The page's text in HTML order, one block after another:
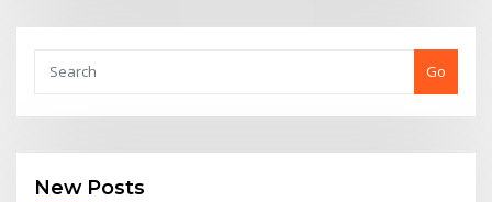
Go
New Posts